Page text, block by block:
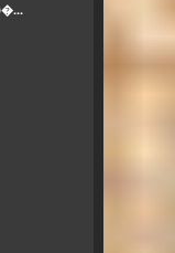
כדורי שוקולד טבעוניים קלים לה�...